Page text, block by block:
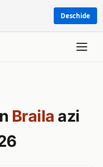
Deschide
Braila azi